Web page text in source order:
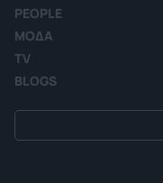
PEOPLE
ΜΟΔΑ
TV
BLOGS